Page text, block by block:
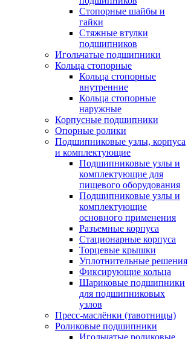
Стопорные шайбы и
гайки
Стяжные втулки
подшипников
Игольчатые подшипники
Кольца стопорные
Кольца стопорные
внутренние
Кольца стопорные
наружные
Корпусные подшипники
Опорные ролики
Подшипниковые узлы, корпуса
и комплектующие
Подшипниковые узлы и
комплектующие для
пищевого оборудования
Подшипниковые узлы и
комплектующие
основного применения
Разъемные корпуса
Стационарные корпуса
Торцевые крышки
Уплотнительные решения
Фиксирующие кольца
Шариковые подшипники
для подшипниковых
узлов
Пресс-маслёнки (тавотницы)
Роликовые подшипники
Игольчатые роликовые